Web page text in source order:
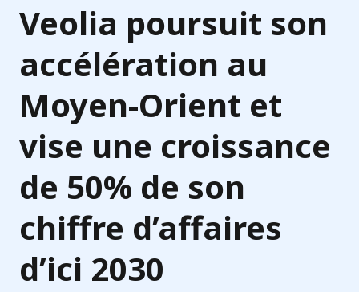
Veolia poursuit son
accélération au
Moyen-Orient et
vise une croissance
de 50% de son
chiffre d’affaires
d’ici 2030